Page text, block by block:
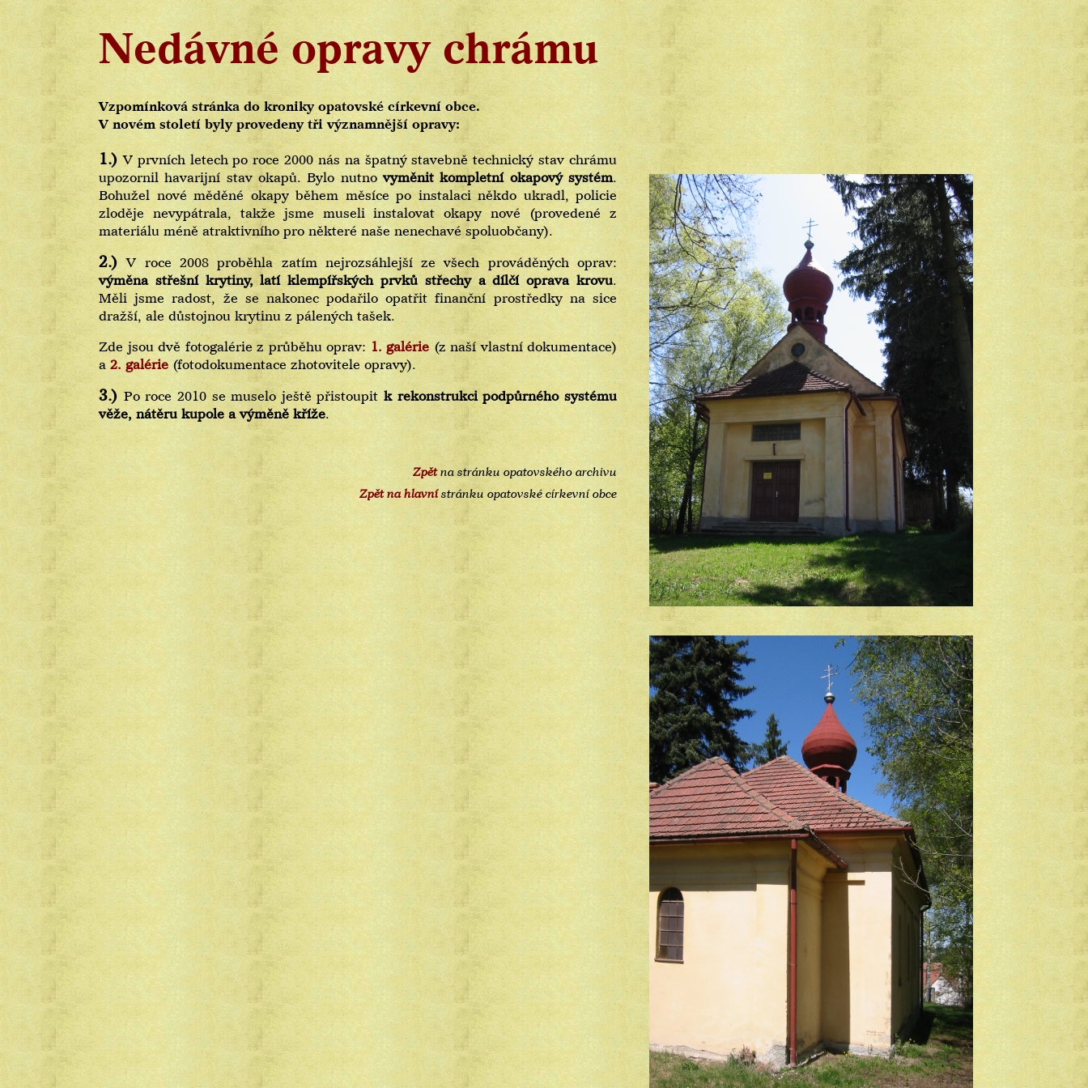
Nedávné opravy chrámu
Vzpomínková stránka do kroniky opatovské církevní obce.
V novém století byly provedeny tři významnější opravy:
1.) V prvních letech po roce 2000 nás na špatný stavebně technický stav chrámu
upozornil havarijní stav okapů. Bylo nutnovyměnit kompletní okapový systém.
Bohužel nové měděné okapy během měsíce po instalaci někdo ukradl, policie
zloděje nevypátrala, takže jsme museli instalovat okapy nové (provedené z
materiálu méně atraktivního pro některé naše nenechavé spoluobčany).
2.)V roce 2008 proběhla zatím nejrozsáhlejší ze všech prováděných oprav:
výměna střešní krytiny, latí klempířských prvků střechy a dílčí oprava krovu.
Měli jsme radost, že se nakonec podařilo opatřit finanční prostředky na sice
dražší, ale důstojnou krytinu z pálených tašek.
Zde jsou dvě fotogalérie z průběhu oprav: 1. galérie(z naší vlastní dokumentace)
a 2. galérie(fotodokumentace zhotovitele opravy).
3.) Po roce 2010 se muselo ještě přistoupitk rekonstrukci podpůrného systému
věže, nátěru kupole a výměně kříže.
Zpětna stránku opatovského archivu
Zpět na hlavnístránku opatovské církevní obce